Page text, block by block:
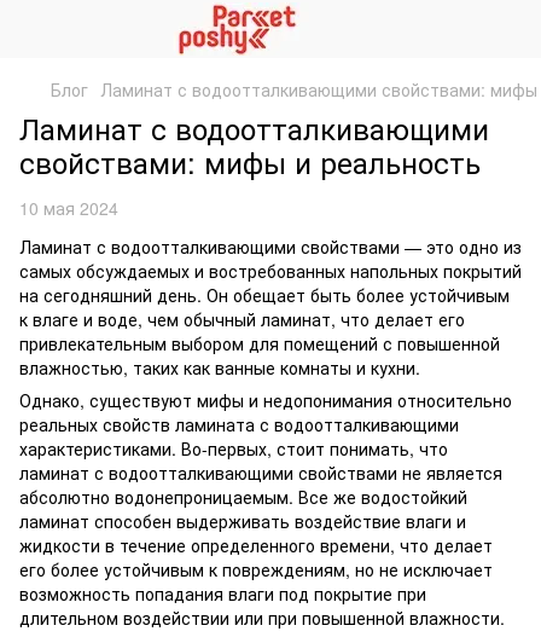
Блог Ламинат с водоотталкивающими свойствами: мифы
Ламинат с водоотталкивающими
свойствами: мифы и реальность
10 мая 2024
Ламинат с водоотталкивающими свойствами — это одно из
самых обсуждаемых и востребованных напольных покрытий
на сегодняшний день. Он обещает быть более устойчивым
к влаге и воде, чем обычный ламинат, что делает его
привлекательным выбором для помещений с повышенной
влажностью, таких как ванные комнаты и кухни.
Однако, существуют мифы и недопонимания относительно
реальных свойств ламината с водоотталкивающими
характеристиками. Во-первых, стоит понимать, что
ламинат с водоотталкивающими свойствами не является
абсолютно водонепроницаемым. Все же водостойкий
ламинат способен выдерживать воздействие влаги и
жидкости в течение определенного времени, что делает
его более устойчивым к повреждениям, но не исключает
возможность попадания влаги под покрытие при
длительном воздействии или при повышенной влажности.